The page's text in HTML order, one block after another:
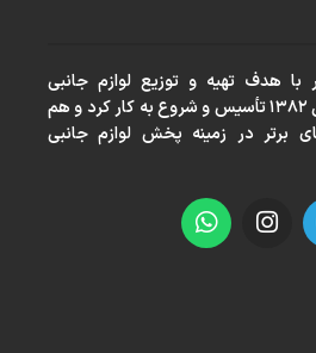
با هدف تهيه و توزيع لوازم جانبی
كامپيوتر و موبايل در سال ١٣٨٢ تأسيس و شروع به كار كرد و هم
برتر در زمينه پخش لوازم جانبی